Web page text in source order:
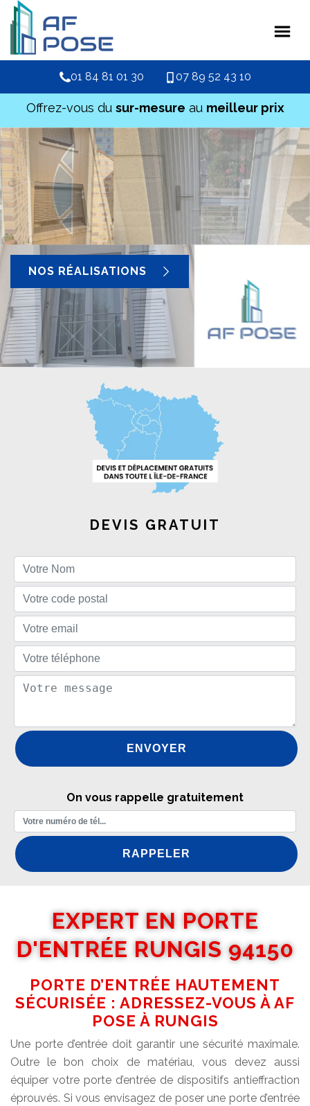
01 84 81 01 30 07 89 52 43 10
Offrez-vous du sur-mesure au meilleur prix
NOS RÉALISATIONS
DEVIS GRATUIT
On vous rappelle gratuitement
EXPERT EN PORTE
D'ENTRÉE RUNGIS 94150
PORTE D’ENTRÉE HAUTEMENT
SÉCURISÉE : ADRESSEZ-VOUS À AF
POSE À RUNGIS
Une porte d’entrée doit garantir une sécurité maximale.
Outre le bon choix de matériau, vous devez aussi
équiper votre porte d’entrée de dispositifs antieffraction
éprouvés. Si vous envisagez de poser une porte d’entrée